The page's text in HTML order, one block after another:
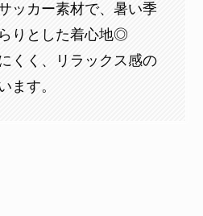
ッカー素材で、暑い季
りとした着心地◎
くく、リラックス感の
ます。